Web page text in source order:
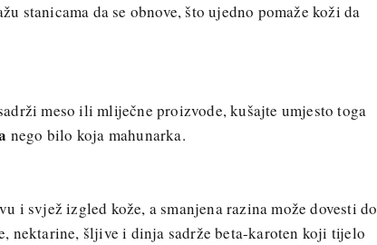
stanicama da se obnove, što ujedno pomaže koži da
meso ili mliječne proizvode, kušajte umjesto toga
nego bilo koja mahunarka.
i svjež izgled kože, a smanjena razina može dovesti do
nektarine, šljive i dinja sadrže beta-karoten koji tijelo